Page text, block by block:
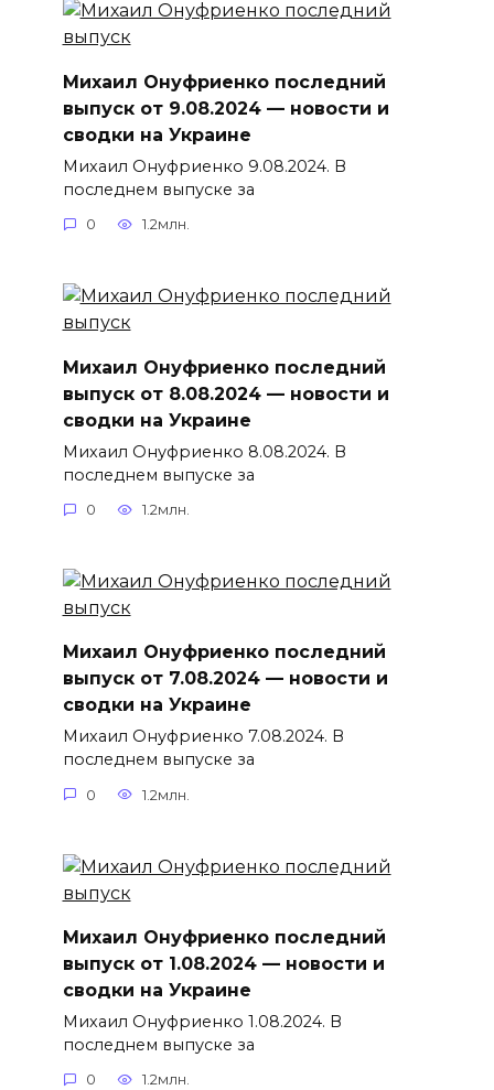
Михаил Онуфриенко последний
выпуск от 9.08.2024 — новости и
сводки на Украине
Михаил Онуфриенко 9.08.2024. В
последнем выпуске за
0 1.2млн.
Михаил Онуфриенко последний
выпуск от 8.08.2024 — новости и
сводки на Украине
Михаил Онуфриенко 8.08.2024. В
последнем выпуске за
0 1.2млн.
Михаил Онуфриенко последний
выпуск от 7.08.2024 — новости и
сводки на Украине
Михаил Онуфриенко 7.08.2024. В
последнем выпуске за
0 1.2млн.
Михаил Онуфриенко последний
выпуск от 1.08.2024 — новости и
сводки на Украине
Михаил Онуфриенко 1.08.2024. В
последнем выпуске за
0 1.2млн.